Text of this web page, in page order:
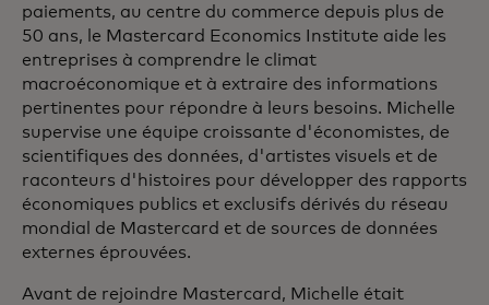
paiements, au centre du commerce depuis plus de
50 ans, le Mastercard Economics Institute aide les
entreprises à comprendre le climat
macroéconomique et à extraire des informations
pertinentes pour répondre à leurs besoins. Michelle
supervise une équipe croissante d'économistes, de
scientifiques des données, d'artistes visuels et de
raconteurs d'histoires pour développer des rapports
économiques publics et exclusifs dérivés du réseau
mondial de Mastercard et de sources de données
externes éprouvées.
Avant de rejoindre Mastercard, Michelle était